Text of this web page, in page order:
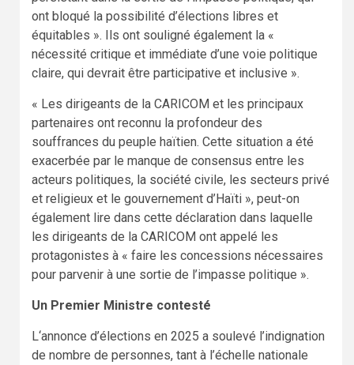
ont bloqué la possibilité d’élections libres et
équitables ». Ils ont souligné également la «
nécessité critique et immédiate d’une voie politique
claire, qui devrait être participative et inclusive ».
« Les dirigeants de la CARICOM et les principaux
partenaires ont reconnu la profondeur des
souffrances du peuple haïtien. Cette situation a été
exacerbée par le manque de consensus entre les
acteurs politiques, la société civile, les secteurs privé
et religieux et le gouvernement d’Haïti », peut-on
également lire dans cette déclaration dans laquelle
les dirigeants de la CARICOM ont appelé les
protagonistes à « faire les concessions nécessaires
pour parvenir à une sortie de l’impasse politique ».
Un Premier Ministre contesté
L‘annonce d’élections en 2025 a soulevé l’indignation
de nombre de personnes, tant à l’échelle nationale